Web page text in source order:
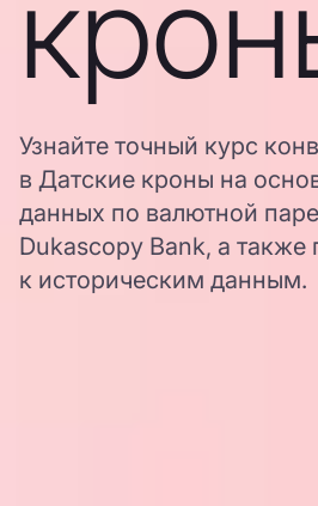
Узнайте точный курс
в Датские кроны на
данных по валютной
Dukascopy Bank, а также
к историческим данным.